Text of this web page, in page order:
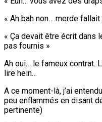
« Ah bah non… merde fallait
« Ça devait être écrit dans
pas fournis »
Ah oui… le fameux contrat.
lire hein…
A ce moment-là, j’ai
peu enflammés en disant
pertinente)